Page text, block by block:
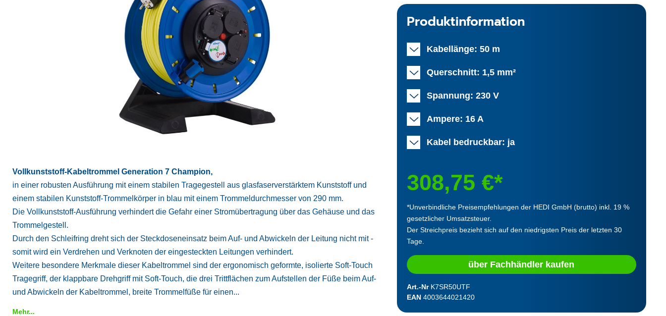
Vollkunststoff-Kabeltrommel Generation 7 Champion,
in einer robusten Ausführung mit einem stabilen Tragegestell aus glasfaserverstärktem Kunststoff und
einem stabilen Kunststoff-Trommelkörper in blau mit einem Trommeldurchmesser von 290 mm.
Die Vollkunststoff-Ausführung verhindert die Gefahr einer Stromübertragung über das Gehäuse und das
Trommelgestell.
Durch den Schleifring dreht sich der Steckdoseneinsatz beim Auf- und Abwickeln der Leitung nicht mit -
somit wird ein Verdrehen und Verknoten der eingesteckten Leitungen verhindert.
Weitere besondere Merkmale dieser Kabeltrommel sind der ergonomisch geformte, isolierte Soft-Touch
Tragegriff, der klappbare Drehgriff mit Soft-Touch, die drei Trittflächen zum Aufstellen der Füße beim Auf-
und Abwickeln der Kabeltrommel, breite Trommelfüße für einen...
Mehr...
Produktinformation
Kabellänge: 50 m
Querschnitt: 1,5 mm²
Spannung: 230 V
Ampere: 16 A
Kabel bedruckbar: ja
308,75 €*
*Unverbindliche Preisempfehlungen der HEDI GmbH (brutto) inkl. 19 %
gesetzlicher Umsatzsteuer.
Der Streichpreis bezieht sich auf den niedrigsten Preis der letzten 30
Tage.
über Fachhändler kaufen
Art.-Nr K7SR50UTF
EAN 4003644021420